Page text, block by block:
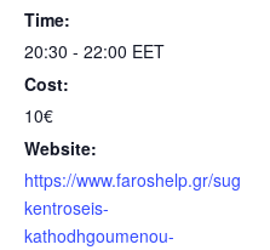
Time:
20:30 - 22:00 EET
Cost:
10€
Website:
https://www.faroshelp.gr/sug
kentroseis-
kathodhgoumenou-